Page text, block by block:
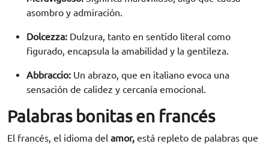
asombro y admiración.
Dolcezza: Dulzura, tanto en sentido literal como
figurado, encapsula la amabilidad y la gentileza.
Abbraccio: Un abrazo, que en italiano evoca una
sensación de calidez y cercanía emocional.
Palabras bonitas en francés
El francés, el idioma del amor, está repleto de palabras que